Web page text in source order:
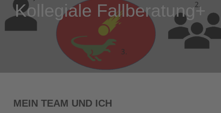
Kollegiale Fallberatung+
MEIN TEAM UND ICH